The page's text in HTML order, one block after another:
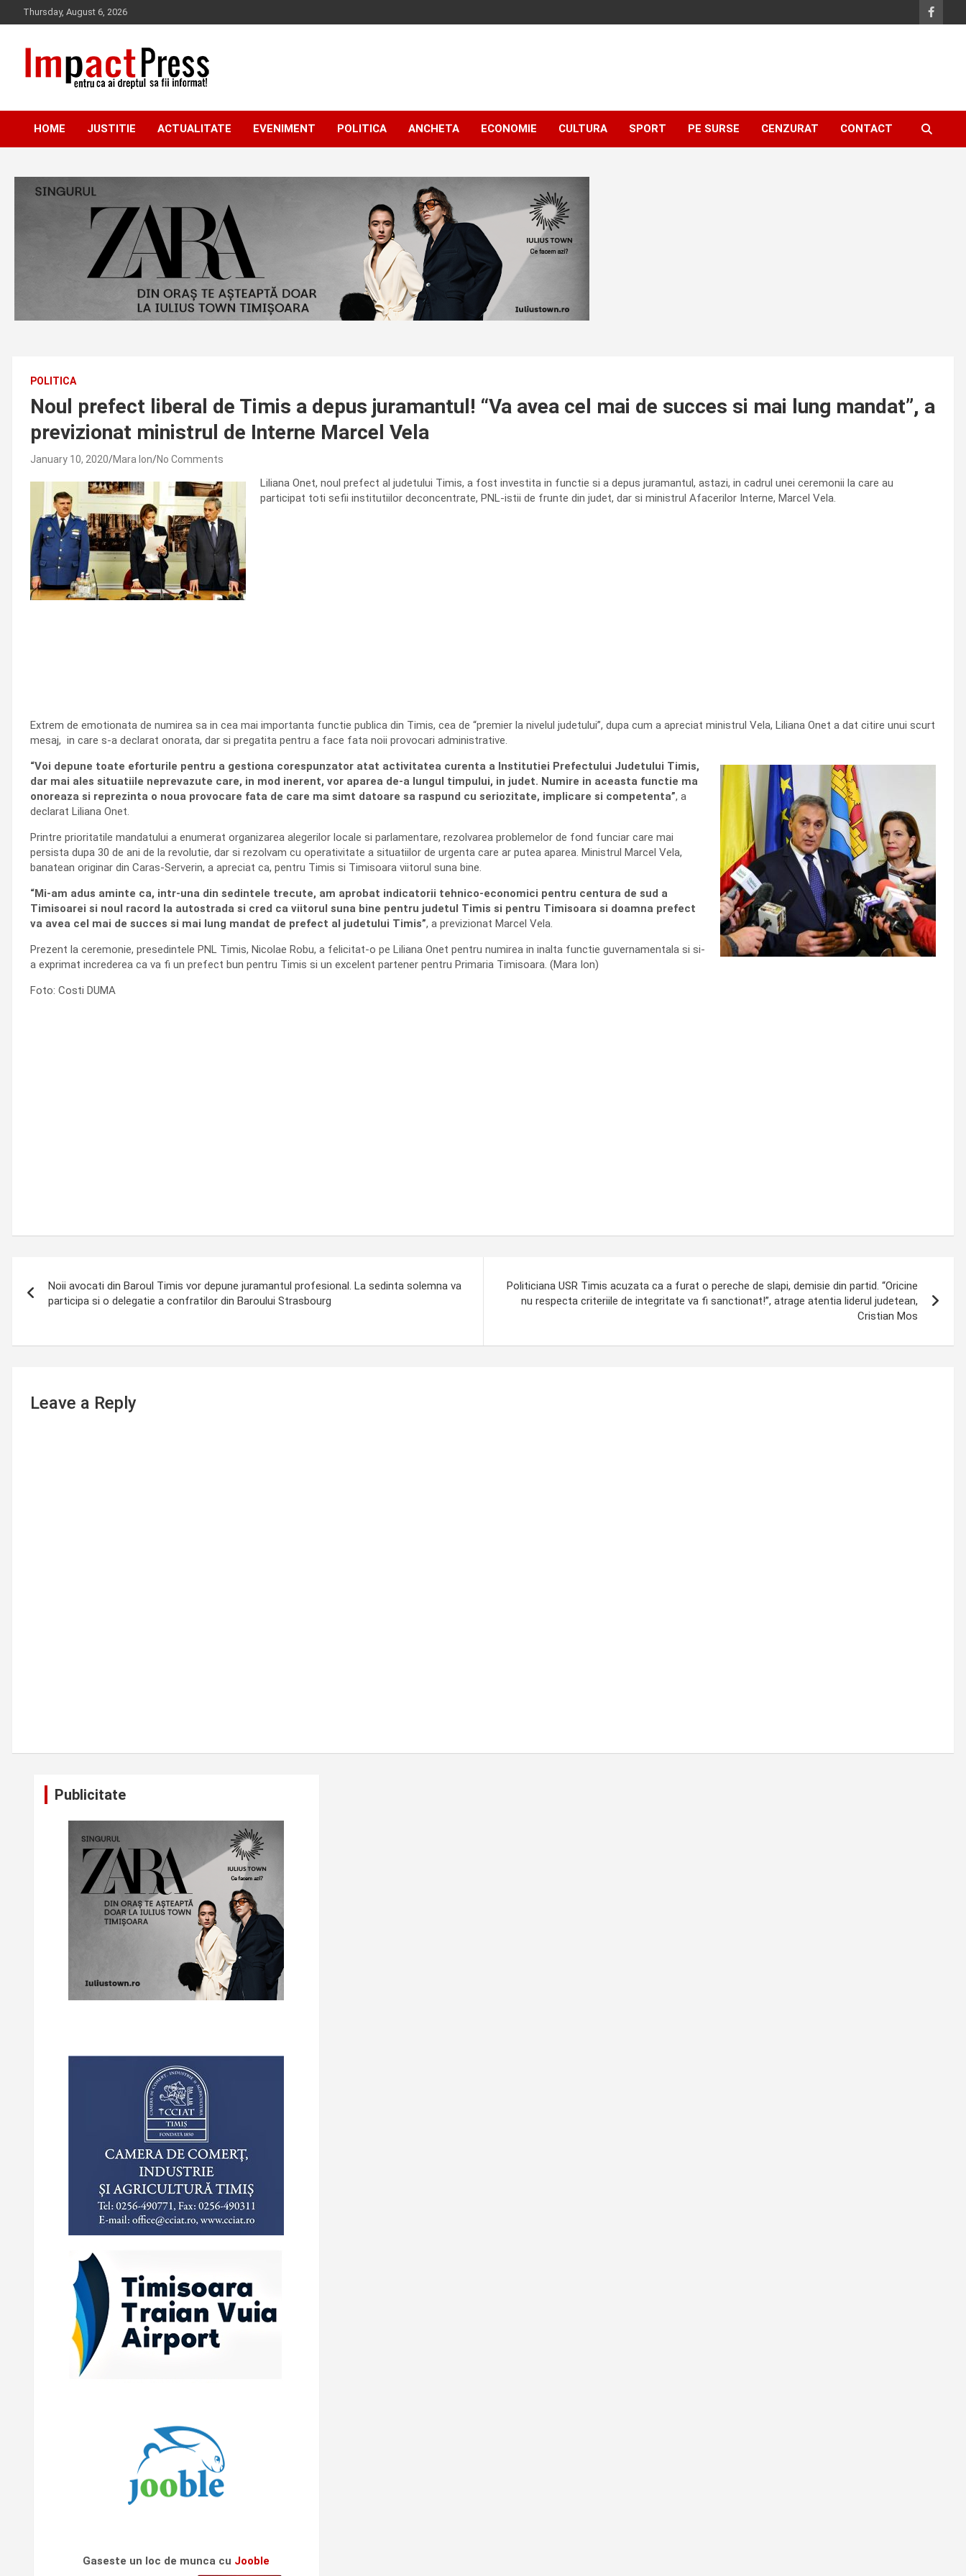
to
Thursday, August 6, 2026
IMPACTPRESS
HOME JUSTITIE ACTUALITATE EVENIMENT POLITICA ANCHETA ECONOMIE CULTURA SPORT PE SURSE CENZURAT CONTACT
POLITICA
Noul prefect liberal de Timis a depus juramantul! “Va avea cel mai de succes si mai lung mandat”, a
previzionat ministrul de Interne Marcel Vela
January 10, 2020 Mara Ion No Comments
Liliana Onet, noul prefect al judetului Timis, a fost investita in functie si a depus juramantul, astazi, in cadrul unei ceremonii la care au
participat toti sefii institutiilor deconcentrate, PNL-istii de frunte din judet, dar si ministrul Afacerilor Interne, Marcel Vela.
Extrem de emotionata de numirea sa in cea mai importanta functie publica din Timis, cea de “premier la nivelul judetului”, dupa cum a apreciat ministrul Vela, Liliana Onet a dat citire unui scurt
mesaj, in care s-a declarat onorata, dar si pregatita pentru a face fata noii provocari administrative.
“Voi depune toate eforturile pentru a gestiona corespunzator atat activitatea curenta a Institutiei Prefectului Judetului Timis,
dar mai ales situatiile neprevazute care, in mod inerent, vor aparea de-a lungul timpului, in judet. Numire in aceasta functie ma
onoreaza si reprezinta o noua provocare fata de care ma simt datoare sa raspund cu seriozitate, implicare si competenta”, a
declarat Liliana Onet.
Printre prioritatile mandatului a enumerat organizarea alegerilor locale si parlamentare, rezolvarea problemelor de fond funciar care mai
persista dupa 30 de ani de la revolutie, dar si rezolvam cu operativitate a situatiilor de urgenta care ar putea aparea. Ministrul Marcel Vela,
banatean originar din Caras-Serverin, a apreciat ca, pentru Timis si Timisoara viitorul suna bine.
“Mi-am adus aminte ca, intr-una din sedintele trecute, am aprobat indicatorii tehnico-economici pentru centura de sud a
Timisoarei si noul racord la autostrada si cred ca viitorul suna bine pentru judetul Timis si pentru Timisoara si doamna prefect
va avea cel mai de succes si mai lung mandat de prefect al judetului Timis”, a previzionat Marcel Vela.
Prezent la ceremonie, presedintele PNL Timis, Nicolae Robu, a felicitat-o pe Liliana Onet pentru numirea in inalta functie guvernamentala si si-
a exprimat increderea ca va fi un prefect bun pentru Timis si un excelent partener pentru Primaria Timisoara. (Mara Ion)
Foto: Costi DUMA
navigation
Noii avocati din Baroul Timis vor depune juramantul profesional. La sedinta solemna va
participa si o delegatie a confratilor din Baroului Strasbourg
Politiciana USR Timis acuzata ca a furat o pereche de slapi, demisie din partid. “Oricine
nu respecta criteriile de integritate va fi sanctionat!”, atrage atentia liderul judetean,
Cristian Mos
Leave a Reply
Publicitate
Gaseste un loc de munca cu Jooble